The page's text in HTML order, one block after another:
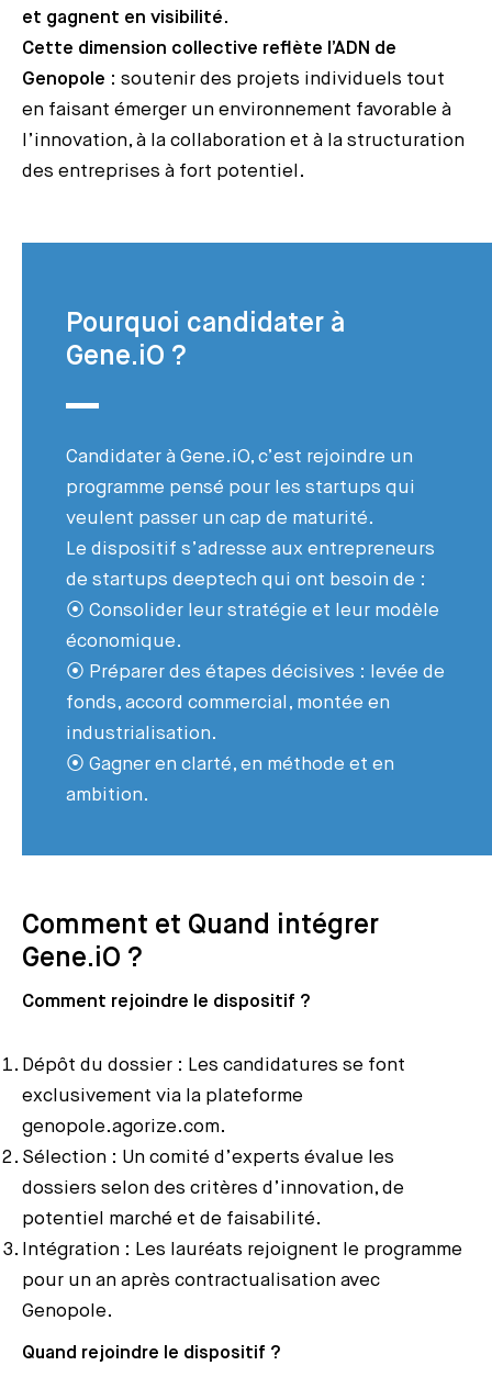
et gagnent en visibilité.
Cette dimension collective reflète l’ADN de
Genopole : soutenir des projets individuels tout
en faisant émerger un environnement favorable à
l’innovation, à la collaboration et à la structuration
des entreprises à fort potentiel.
Pourquoi candidater à
Gene.iO ?
Candidater à Gene.iO, c’est rejoindre un
programme pensé pour les startups qui
veulent passer un cap de maturité.
Le dispositif s’adresse aux entrepreneurs
de startups deeptech qui ont besoin de :
⦿ Consolider leur stratégie et leur modèle
économique.
⦿ Préparer des étapes décisives : levée de
fonds, accord commercial, montée en
industrialisation.
⦿ Gagner en clarté, en méthode et en
ambition.
Comment et Quand intégrer
Gene.iO ?
Comment rejoindre le dispositif ?
Dépôt du dossier : Les candidatures se font
exclusivement via la plateforme
genopole.agorize.com.
Sélection : Un comité d’experts évalue les
dossiers selon des critères d’innovation, de
potentiel marché et de faisabilité.
Intégration : Les lauréats rejoignent le programme
pour un an après contractualisation avec
Genopole.
Quand rejoindre le dispositif ?